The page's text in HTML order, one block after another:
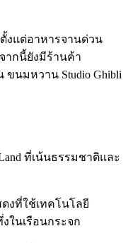
งแต่อาหารจานด่วน
ากนี้ยังมีร้านค้า
นมหวาน Studio Ghibli
ที่เน้นธรรมชาติและ
ดงที่ใช้เทคโนโลยี
งในเรือนกระจก